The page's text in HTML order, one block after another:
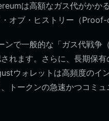
は高額なガス代がかか
オブ・ヒストリー（
で一般的な「ガス代戦争
れます。さらに、長期保
ウォレットは高頻度のイ
トークンの急速かつコミ